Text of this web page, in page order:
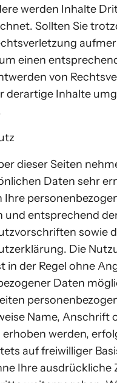
werden Inhalte
Sollten Sie
einen
von
derartige Inhalte
dieser Seiten
Daten sehr
Ihre
und entsprechend
sowie
Die
in der Regel ohne
Daten
Name, Anschrift
erhoben werden,
auf freiwilliger
Ihre ausdrückliche